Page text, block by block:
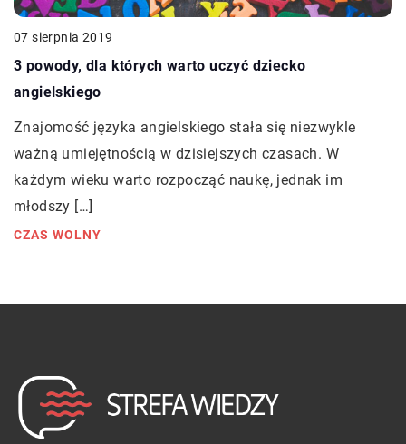
07 sierpnia 2019
3 powody, dla których warto uczyć dziecko
angielskiego
Znajomość języka angielskiego stała się niezwykle
ważną umiejętnością w dzisiejszych czasach. W
każdym wieku warto rozpocząć naukę, jednak im
młodszy […]
CZAS WOLNY